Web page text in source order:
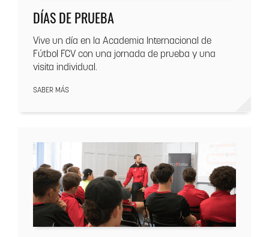
DÍAS DE PRUEBA
Vive un día en la Academia Internacional de
Fútbol FCV con una jornada de prueba y una
visita individual.
SABER MÁS